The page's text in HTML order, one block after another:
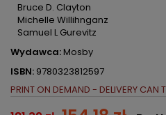
Bruce D. Clayton
Michelle Willihnganz
Samuel L Gurevitz
Wydawca:Mosby
ISBN: 9780323812597
PRINT ON DEMAND - DELIVERY CAN